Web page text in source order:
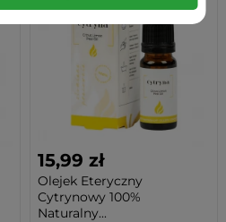
15,99 zł
Olejek Eteryczny
Cytrynowy 100%
Naturalny...